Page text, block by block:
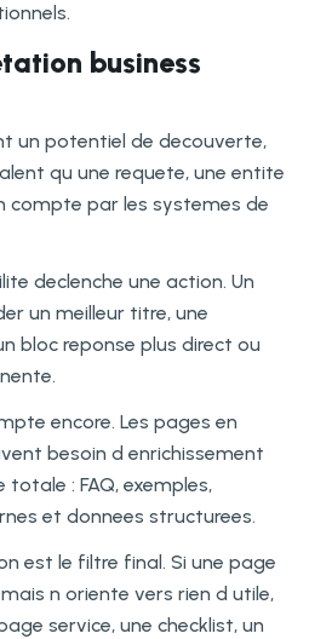
business
un potentiel de decouverte,
qu une requete, une entite
compte par les systemes de
declenche une action. Un
un meilleur titre, une
bloc reponse plus direct ou
encore. Les pages en
besoin d enrichissement
: FAQ, exemples,
et donnees structurees.
est le filtre final. Si une page
n oriente vers rien d utile,
service, une checklist, un